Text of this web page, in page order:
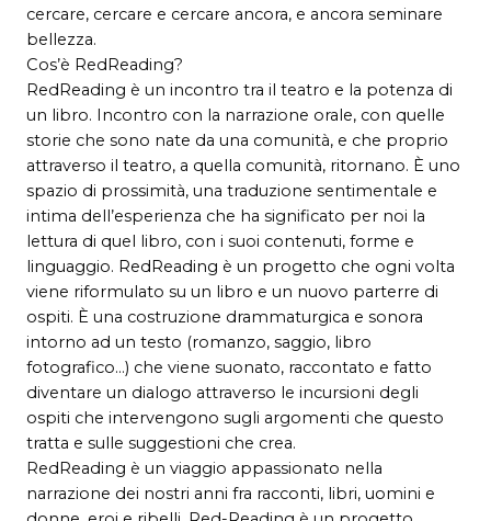
cercare, cercare e cercare ancora, e ancora seminare
bellezza.
Cos’è RedReading?
RedReading è un incontro tra il teatro e la potenza di
un libro. Incontro con la narrazione orale, con quelle
storie che sono nate da una comunità, e che proprio
attraverso il teatro, a quella comunità, ritornano. È uno
spazio di prossimità, una traduzione sentimentale e
intima dell’esperienza che ha significato per noi la
lettura di quel libro, con i suoi contenuti, forme e
linguaggio. RedReading è un progetto che ogni volta
viene riformulato su un libro e un nuovo parterre di
ospiti. È una costruzione drammaturgica e sonora
intorno ad un testo (romanzo, saggio, libro
fotografico…) che viene suonato, raccontato e fatto
diventare un dialogo attraverso le incursioni degli
ospiti che intervengono sugli argomenti che questo
tratta e sulle suggestioni che crea.
RedReading è un viaggio appassionato nella
narrazione dei nostri anni fra racconti, libri, uomini e